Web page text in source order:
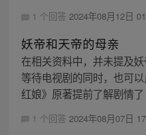
1 个回答 2024年08月12日
妖帝和天帝的母亲
在相关资料中，并未提及
等待电视剧的同时，也可
红娘》原著提前了解剧情了
1 个回答 2024年08月07日